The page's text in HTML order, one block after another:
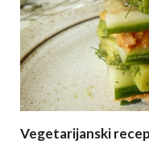
Vegetarijanski